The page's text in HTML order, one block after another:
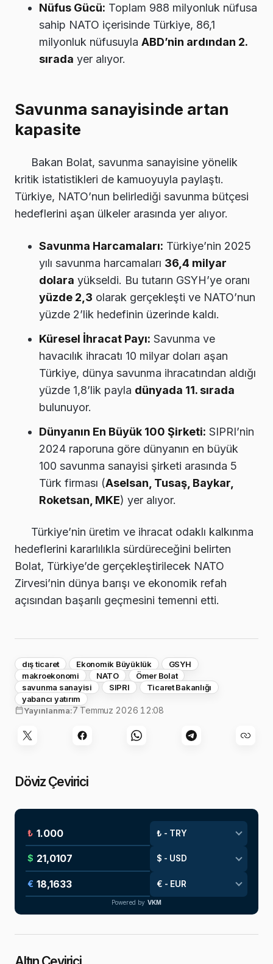
Nüfus Gücü: Toplam 988 milyonluk nüfusa
sahip NATO içerisinde Türkiye, 86,1
milyonluk nüfusuyla ABD’nin ardından 2.
sırada yer alıyor.
Savunma sanayisinde artan
kapasite
Bakan Bolat, savunma sanayisine yönelik
kritik istatistikleri de kamuoyuyla paylaştı.
Türkiye, NATO’nun belirlediği savunma bütçesi
hedeflerini aşan ülkeler arasında yer alıyor.
Savunma Harcamaları: Türkiye’nin 2025
yılı savunma harcamaları 36,4 milyar
dolara yükseldi. Bu tutarın GSYH’ye oranı
yüzde 2,3 olarak gerçekleşti ve NATO’nun
yüzde 2’lik hedefinin üzerinde kaldı.
Küresel İhracat Payı: Savunma ve
havacılık ihracatı 10 milyar doları aşan
Türkiye, dünya savunma ihracatından aldığı
yüzde 1,8’lik payla dünyada 11. sırada
bulunuyor.
Dünyanın En Büyük 100 Şirketi: SIPRI’nin
2024 raporuna göre dünyanın en büyük
100 savunma sanayisi şirketi arasında 5
Türk firması (Aselsan, Tusaş, Baykar,
Roketsan, MKE) yer alıyor.
Türkiye’nin üretim ve ihracat odaklı kalkınma
hedeflerini kararlılıkla sürdüreceğini belirten
Bolat, Türkiye’de gerçekleştirilecek NATO
Zirvesi’nin dünya barışı ve ekonomik refah
açısından başarılı geçmesini temenni etti.
dış ticaret Ekonomik Büyüklük
GSYH
makroekonomi
NATO
Ömer Bolat
savunma sanayisi
SIPRI
Ticaret Bakanlığı
yabancı yatırım
Yayınlanma:7 Temmuz 2026 12:08
Döviz Çevirici
₺
$
€
Powered by VKM